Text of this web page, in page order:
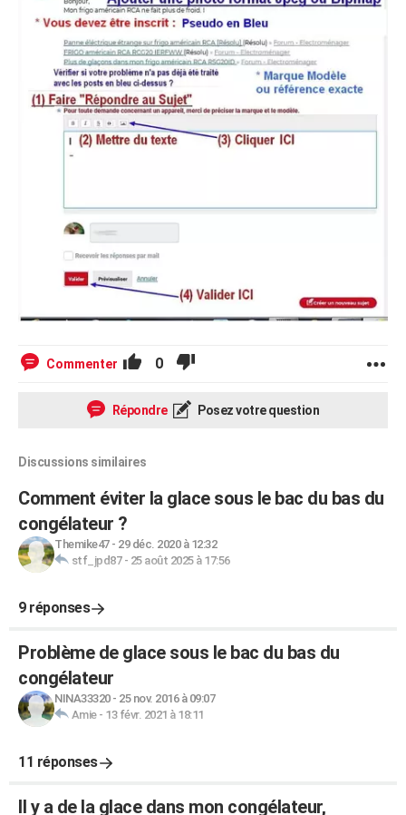
Commenter 0
Répondre Posez votre question
Discussions similaires
Comment éviter la glace sous le bac du bas du
congélateur ?
Themike47- 29 déc. 2020 à 12:32
stf_jpd87- 25 août 2025 à 17:56
9 réponses
Problème de glace sous le bac du bas du
congélateur
NINA33320- 25 nov. 2016 à 09:07
Amie- 13 févr. 2021 à 18:11
11 réponses
Il y a de la glace dans mon congélateur,